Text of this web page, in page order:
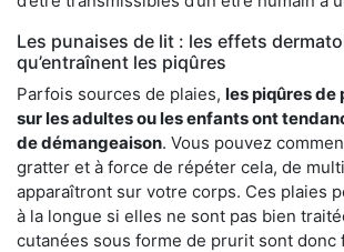
Les punaises de lit : les effets
qu’entraînent les piqûres
Parfois sources de plaies, les piqûres de
sur les adultes ou les enfants ont
de démangeaison. Vous pouvez
gratter et à force de répéter cela, de
apparaîtront sur votre corps. Ces plaies
à la longue si elles ne sont pas bien
cutanées sous forme de prurit sont donc